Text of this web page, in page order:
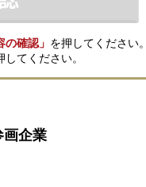
の確認」 を押してください
てください。
画企業